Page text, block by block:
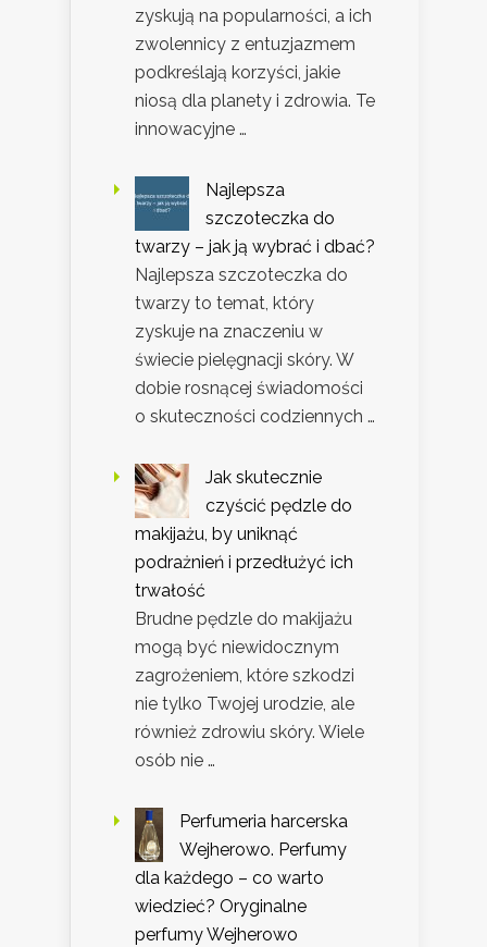
zyskują na popularności, a ich
zwolennicy z entuzjazmem
podkreślają korzyści, jakie
niosą dla planety i zdrowia. Te
innowacyjne …
Najlepsza
szczoteczka do
twarzy – jak ją wybrać i dbać?
Najlepsza szczoteczka do
twarzy to temat, który
zyskuje na znaczeniu w
świecie pielęgnacji skóry. W
dobie rosnącej świadomości
o skuteczności codziennych …
Jak skutecznie
czyścić pędzle do
makijażu, by uniknąć
podrażnień i przedłużyć ich
trwałość
Brudne pędzle do makijażu
mogą być niewidocznym
zagrożeniem, które szkodzi
nie tylko Twojej urodzie, ale
również zdrowiu skóry. Wiele
osób nie …
Perfumeria harcerska
Wejherowo. Perfumy
dla każdego – co warto
wiedzieć? Oryginalne
perfumy Wejherowo